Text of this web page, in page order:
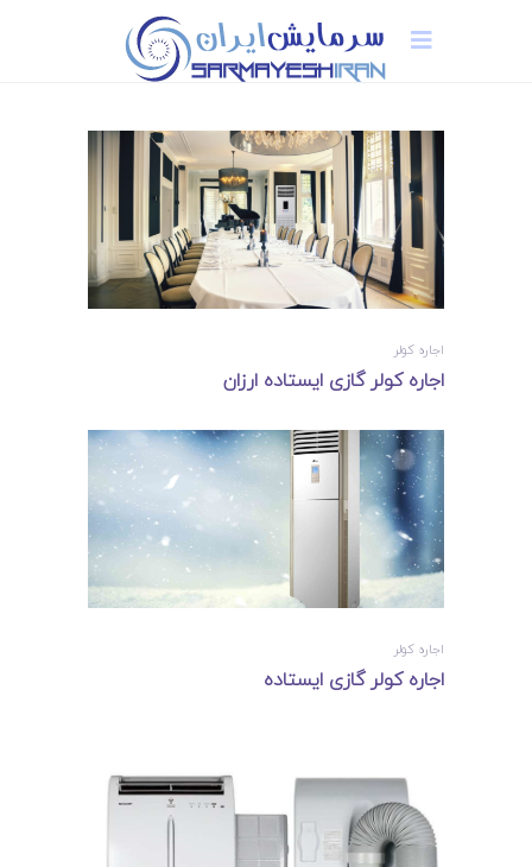
اجاره کولر
اجاره کولر گازی ایستاده ارزان
اجاره کولر
اجاره کولر گازی ایستاده